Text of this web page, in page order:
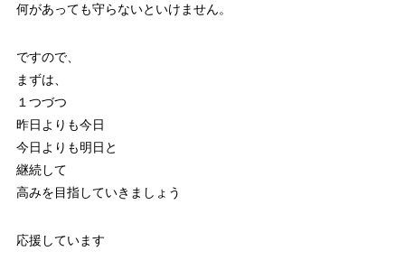
何があっても守らないといけません。
ですので、
まずは、
１つづつ
昨日よりも今日
今日よりも明日と
継続して
高みを目指していきましょう
応援しています